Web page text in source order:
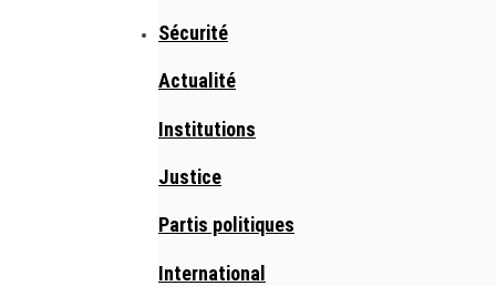
Sécurité
Actualité
Institutions
Justice
Partis politiques
International